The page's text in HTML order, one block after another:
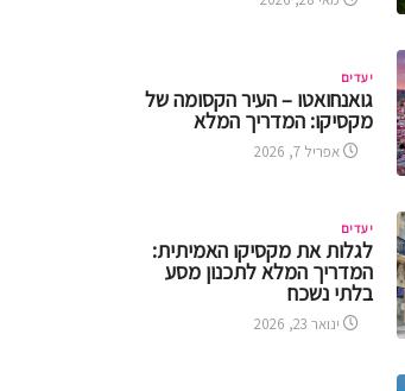
יעדים
גואנחואטו – העיר הקסומה של
מקסיקו: המדריך המלא
אפריל 7, 2026
יעדים
לגלות את מקסיקו האמיתית:
המדריך המלא לתכנון מסע
בלתי נשכח
ינואר 23, 2026